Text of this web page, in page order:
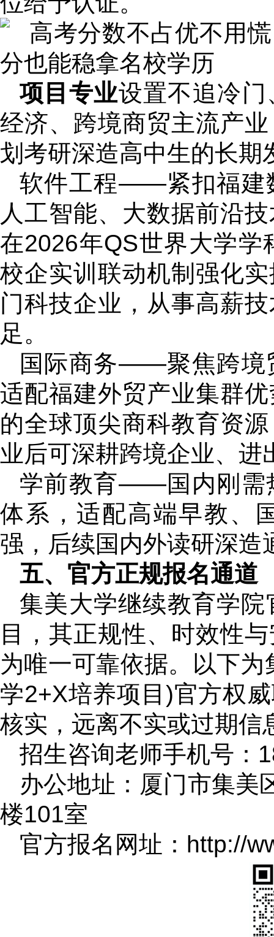
项目专业设置不追冷
经济、跨境商贸主流产
划考研深造高中生的长期
软件工程——紧扣福建
人工智能、大数据前沿
在2026年QS世界大学
校企实训联动机制强化
门科技企业，从事高薪
足。
国际商务——聚焦跨境
适配福建外贸产业集群
的全球顶尖商科教育资
业后可深耕跨境企业、
学前教育——国内刚需
体系，适配高端早教、
强，后续国内外读研深造
五、官方正规报名通道
集美大学继续教育学
目，其正规性、时效性
为唯一可靠依据。以下
学2+X培养项目)官方权
核实，远离不实或过期信
招生咨询老师手机号：
办公地址：厦门市集美
楼101室
官方报名网址：http://